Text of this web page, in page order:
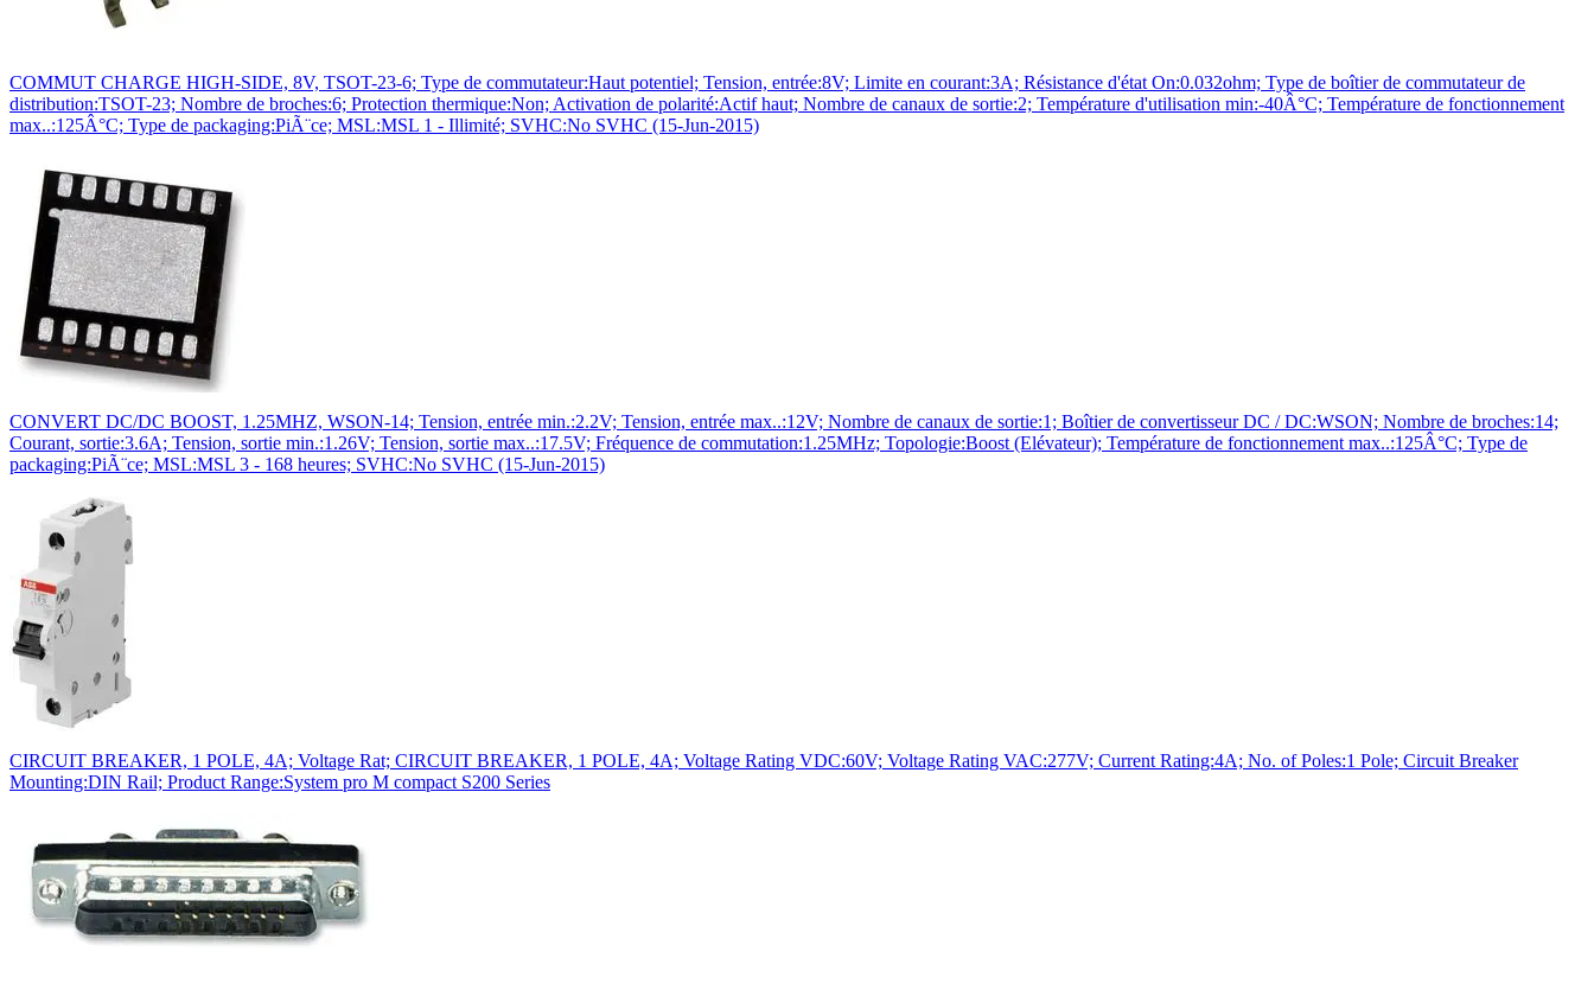
COMMUT CHARGE HIGH-SIDE, 8V, TSOT-23-6; Type de commutateur:Haut potentiel; Tension, entrée:8V; Limite en courant:3A; Résistance d'état On:0.032ohm; Type de boîtier de commutateur de
distribution:TSOT-23; Nombre de broches:6; Protection thermique:Non; Activation de polarité:Actif haut; Nombre de canaux de sortie:2; Température d'utilisation min:-40Â°C; Température de fonctionnement
max..:125Â°C; Type de packaging:PiÃ¨ce; MSL:MSL 1 - Illimité; SVHC:No SVHC (15-Jun-2015)
CONVERT DC/DC BOOST, 1.25MHZ, WSON-14; Tension, entrée min.:2.2V; Tension, entrée max..:12V; Nombre de canaux de sortie:1; Boîtier de convertisseur DC / DC:WSON; Nombre de broches:14;
Courant, sortie:3.6A; Tension, sortie min.:1.26V; Tension, sortie max..:17.5V; Fréquence de commutation:1.25MHz; Topologie:Boost (Elévateur); Température de fonctionnement max..:125Â°C; Type de
packaging:PiÃ¨ce; MSL:MSL 3 - 168 heures; SVHC:No SVHC (15-Jun-2015)
CIRCUIT BREAKER, 1 POLE, 4A; Voltage Rat; CIRCUIT BREAKER, 1 POLE, 4A; Voltage Rating VDC:60V; Voltage Rating VAC:277V; Current Rating:4A; No. of Poles:1 Pole; Circuit Breaker
Mounting:DIN Rail; Product Range:System pro M compact S200 Series